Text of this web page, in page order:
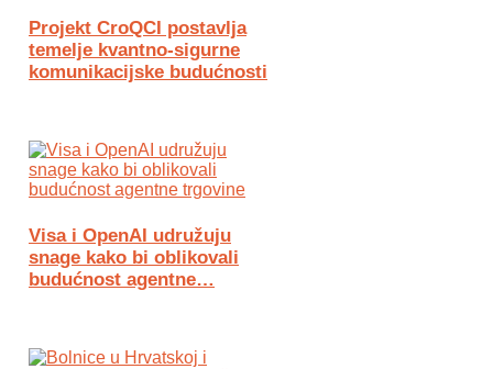
Projekt CroQCI postavlja
temelje kvantno-sigurne
komunikacijske budućnosti
Visa i OpenAI udružuju
snage kako bi oblikovali
budućnost agentne…